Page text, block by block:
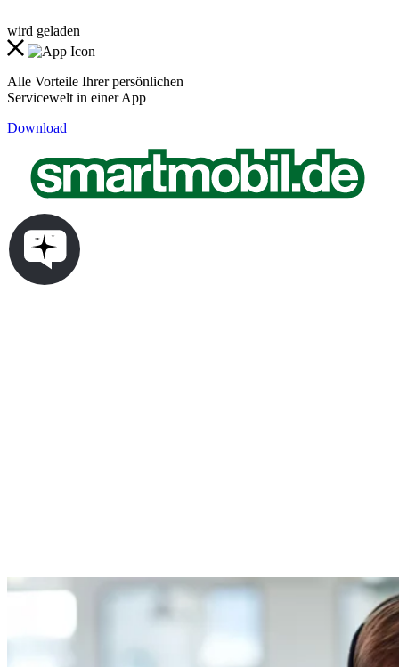
wird geladen
Alle Vorteile Ihrer persönlichen
Servicewelt in einer App
Download